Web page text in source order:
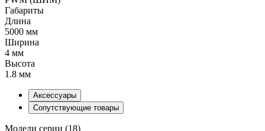
Габариты
Длина
5000 мм
Ширина
4 мм
Высота
1.8 мм
Аксессуары
Сопутствующие товары
Модели серии (18)